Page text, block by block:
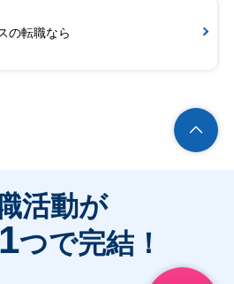
の転職なら
活動が
1つで完結！